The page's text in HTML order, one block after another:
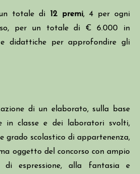
un totale di 12 premi, 4 per ogni
per un totale di € 6.000 in
didattiche per approfondire gli
di un elaborato, sulla base
in classe e dei laboratori svolti,
grado scolastico di appartenenza,
oggetto del concorso con ampio
espressione, alla fantasia e